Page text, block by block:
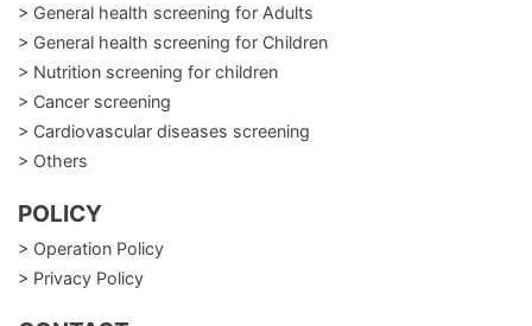
> General health screening for Adults
> General health screening for Children
> Nutrition screening for children
> Cancer screening
> Cardiovascular diseases screening
> Others
POLICY
> Operation Policy
> Privacy Policy